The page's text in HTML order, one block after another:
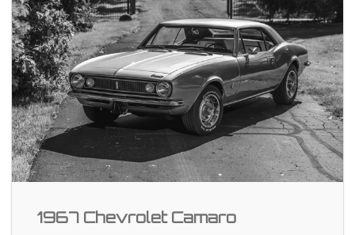
1967 Chevrolet Camaro